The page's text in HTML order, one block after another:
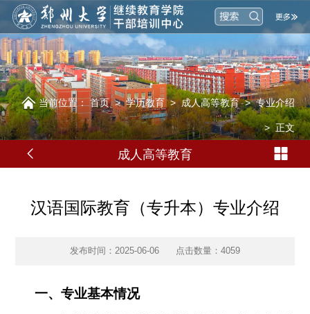
当前位置： 首页>学历教育>成人高等教育>专业介绍
>正文
成人高等教育
汉语国际教育（专升本）专业介绍
发布时间：2025-06-06 点击数量： 4059
一、专业基本情况